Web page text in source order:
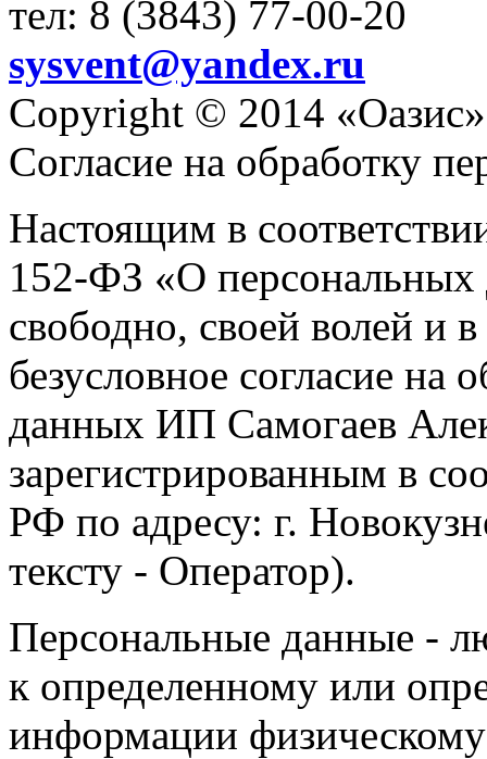
тел: 8 (3843) 77-00-20
sysvent@yandex.ru
Copyright © 2014 «Оазис»
Согласие на обработку
Настоящим в
152-ФЗ «О персональных
свободно, своей волей и
безусловное согласие на
данных ИП Самогаев
зарегистрированным в
РФ по адресу: г.
тексту - Оператор).
Персональные данные -
к определенному или
информации